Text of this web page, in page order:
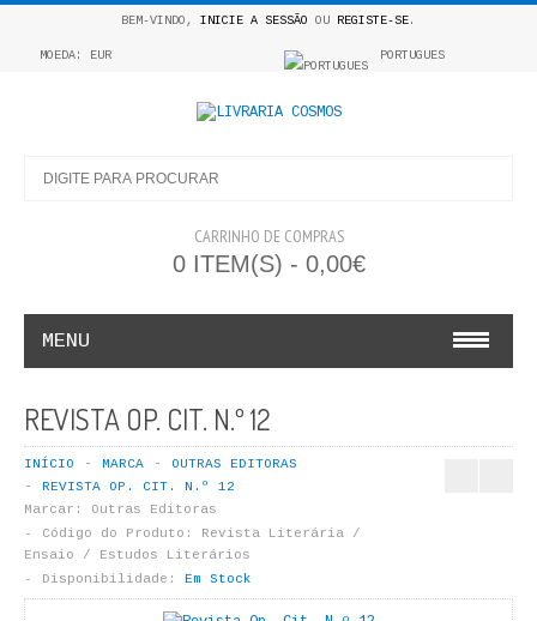
BEM-VINDO, INICIE A SESSÃO OU REGISTE-SE.
MOEDA: EUR PORTUGUES
CARRINHO DE COMPRAS
0 ITEM(S) - 0,00€
MENU
COSMOS INFANTIL
COLEÇÃO APRENDE A COLORIR
LIVROS DE PINTAR
INFANTO - JUVENIL
REVISTA OP. CIT. N.º 12
INÍCIO MARCA
OUTRAS EDITORAS
REVISTA OP. CIT. N.º 12
Marcar:
Outras Editoras
Código do Produto:
Revista Literária /
Ensaio / Estudos Literários
Disponibilidade:
Em Stock